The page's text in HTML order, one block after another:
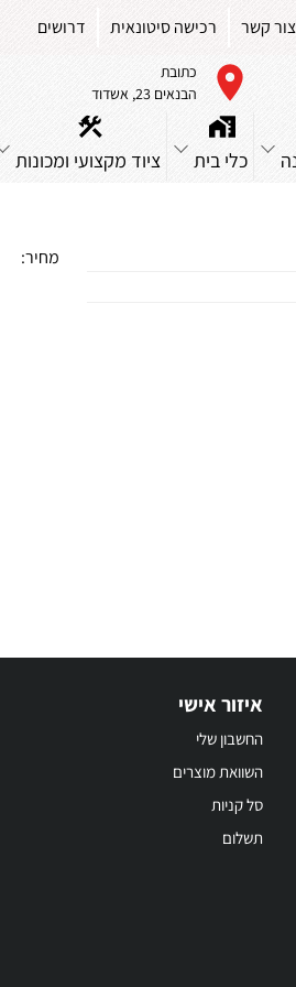
צור קשר רכישה סיטונאית דרושים
כתובת
הבנאים 23, אשדוד
כלי בית ציוד מקצועי ומכונות
מחיר:
איזור אישי
החשבון שלי
השוואת מוצרים
סל קניות
תשלום